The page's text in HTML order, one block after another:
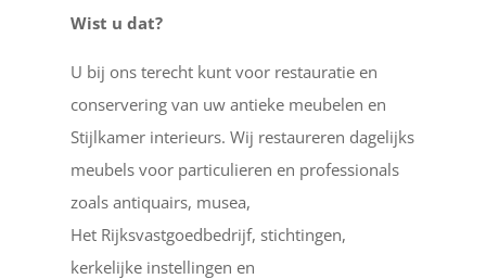
Wist u dat?
U bij ons terecht kunt voor restauratie en
conservering van uw antieke meubelen en
Stijlkamer interieurs. Wij restaureren dagelijks
meubels voor particulieren en professionals
zoals antiquairs, musea,
Het Rijksvastgoedbedrijf, stichtingen,
kerkelijke instellingen en